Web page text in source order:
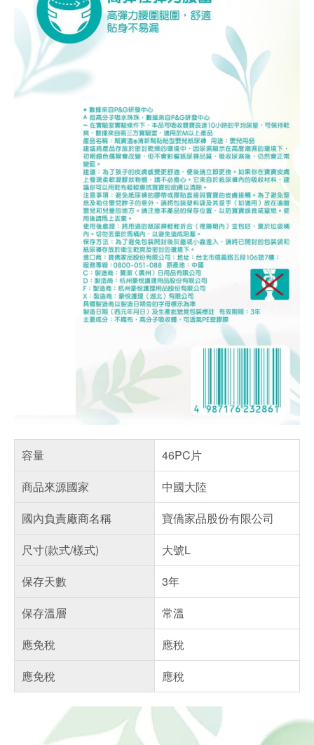
容量
46PC片
商品來源國家
中國大陸
國內負責廠商名稱
寶僑家品股份有限公司
尺寸(款式/樣式)
大號L
保存天數
3年
保存溫層
常溫
應免稅
應稅
應免稅
應稅